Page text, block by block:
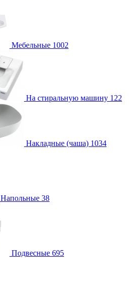
Мебельные 1002
На стиральную машину 122
Накладные (чаша) 1034
Напольные 38
Подвесные 695